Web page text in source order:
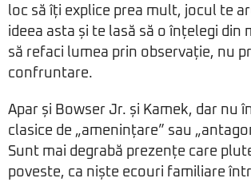
loc să îți explice prea mult, jocul te
ideea asta și te lasă să o înțelegi din
să refaci lumea prin observație, nu
confruntare.
Apar și Bowser Jr. și Kamek, dar nu
clasice de „amenințare” sau
Sunt mai degrabă prezențe care
poveste, ca niște ecouri familiare